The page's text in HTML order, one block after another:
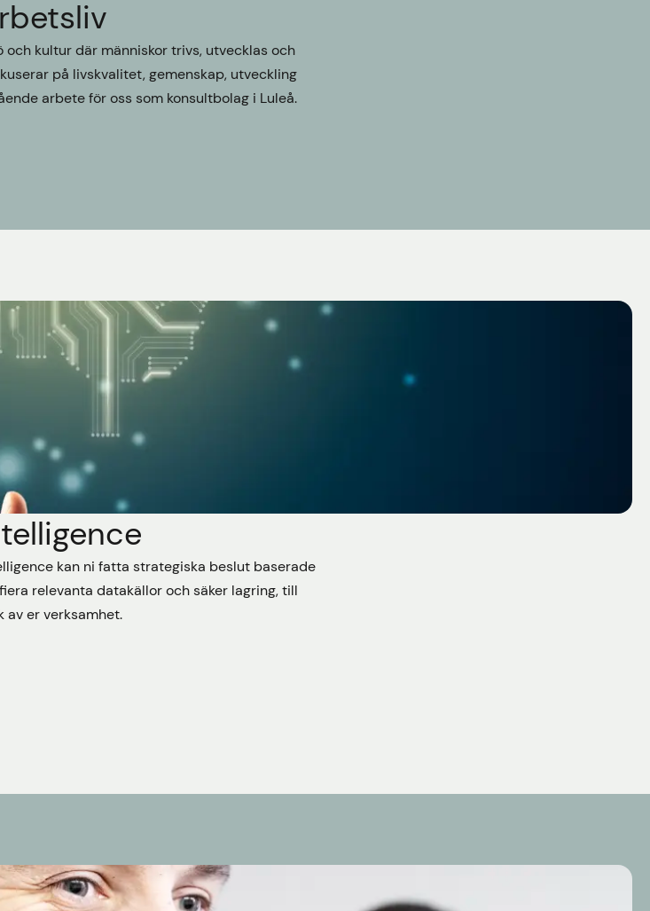
kultur där människor trivs, utvecklas och
på livskvalitet, gemenskap, utveckling
arbete för oss som konsultbolag i Luleå.
kan ni fatta strategiska beslut baserade
relevanta datakällor och säker lagring, till
er verksamhet.